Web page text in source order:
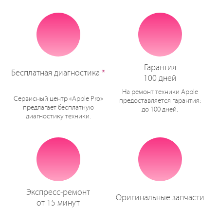
Бесплатная диагностика *
Сервисный центр «Apple Pro»
предлагает бесплатную
диагностику техники.
Гарантия
100 дней
На ремонт техники Apple
предоставляется гарантия:
до 100 дней.
Экспресс-ремонт
от 15 минут
Оригинальные запчасти